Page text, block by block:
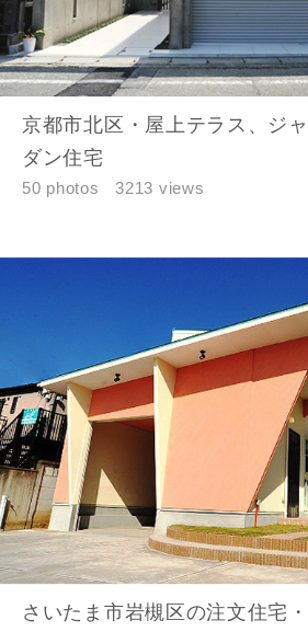
京都市北区・屋上テラス、ジ
ダン住宅
50 photos 3213 views
さいたま市岩槻区の注文住宅